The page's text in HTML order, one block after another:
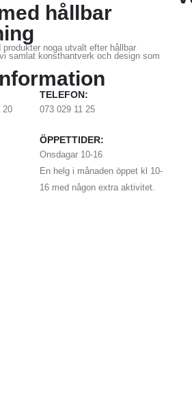
hållbar
noga utvalt efter hållbar
samlat konsthantverk och design som
20
TELEFON:
073 029 11 25
ÖPPETTIDER:
Onsdagar 10-16
En helg i månaden öppet kl 10-
16 med någon extra aktivitet.